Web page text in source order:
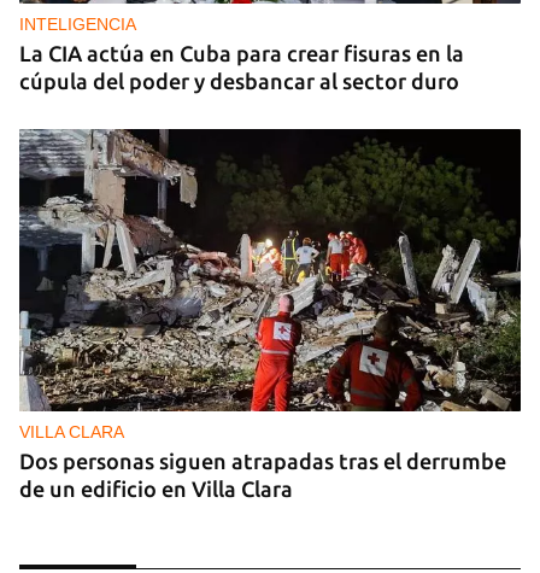
INTELIGENCIA
La CIA actúa en Cuba para crear fisuras en la
cúpula del poder y desbancar al sector duro
VILLA CLARA
Dos personas siguen atrapadas tras el derrumbe
de un edificio en Villa Clara